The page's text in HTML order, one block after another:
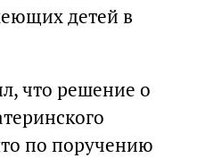
детей в
что решение о
по поручению